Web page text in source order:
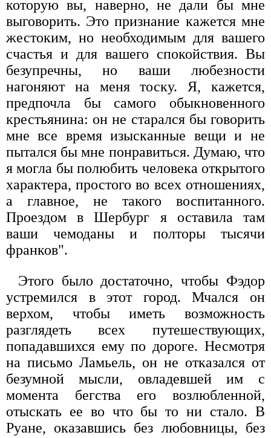
которую вы, наверно, не дали бы мне
выговорить. Это признание кажется мне
жестоким, но необходимым для вашего
счастья и для вашего спокойствия. Вы
безупречны, но ваши любезности
нагоняют на меня тоску. Я, кажется,
предпочла бы самого обыкновенного
крестьянина: он не старался бы говорить
мне все время изысканные вещи и не
пытался бы мне понравиться. Думаю, что
я могла бы полюбить человека открытого
характера, простого во всех отношениях,
а главное, не такого воспитанного.
Проездом в Шербург я оставила там
ваши чемоданы и полторы тысячи
франков".
Этого было достаточно, чтобы Фэдор
устремился в этот город. Мчался он
верхом, чтобы иметь возможность
разглядеть всех путешествующих,
попадавшихся ему по дороге. Несмотря
на письмо Ламьель, он не отказался от
безумной мысли, овладевшей им с
момента бегства его возлюбленной,
отыскать ее во что бы то ни стало. В
Руане, оказавшись без любовницы, без